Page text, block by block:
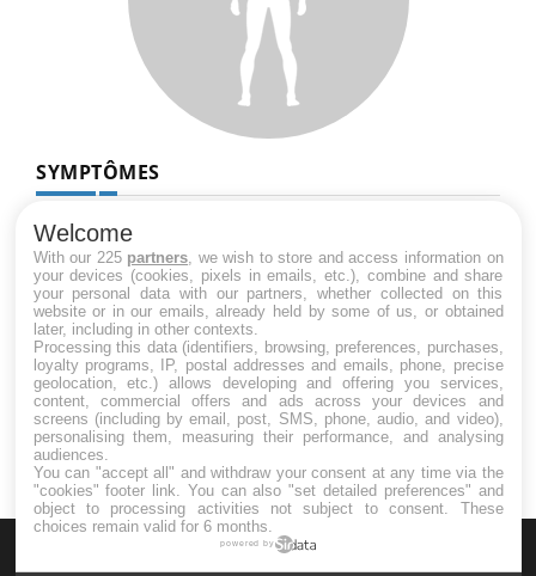
SYMPTÔMES
métatarsalgies à 90 % liées à problème
d’appui
Mauvaise haleine : il faut améliorer
l’hygiène bucco-dentaire
Welcome
With our 225 partners , we wish to store and access information on
your devices (cookies, pixels in emails, etc.), combine and share
your personal data with our partners, whether collected on this
website or in our emails, already held by some of us, or obtained
later, including in other contexts.
Processing this data (identifiers, browsing, preferences, purchases,
loyalty programs, IP, postal addresses and emails, phone, precise
geolocation, etc.) allows developing and offering you services,
content, commercial offers and ads across your devices and
screens (including by email, post, SMS, phone, audio, and video),
personalising them, measuring their performance, and analysing
audiences.
You can "accept all" and withdraw your consent at any time via the
"cookies" footer link . You can also "set detailed preferences" and
object to processing activities not subject to consent. These
choices remain valid for 6 months.
powered by